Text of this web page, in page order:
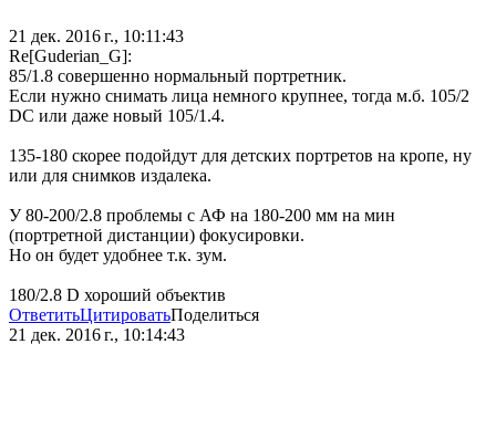
21 дек. 2016 г., 10:11:43
Re[Guderian_G]:
85/1.8 совершенно нормальный портретник.
Если нужно снимать лица немного крупнее, тогда м.б. 105/2
DC или даже новый 105/1.4.
135-180 скорее подойдут для детских портретов на кропе, ну
или для снимков издалека.
У 80-200/2.8 проблемы с АФ на 180-200 мм на мин
(портретной дистанции) фокусировки.
Но он будет удобнее т.к. зум.
180/2.8 D хороший объектив
ОтветитьЦитироватьПоделиться
21 дек. 2016 г., 10:14:43